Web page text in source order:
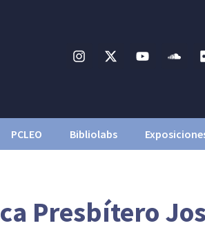
PCLEO Bibliolabs
Presbítero